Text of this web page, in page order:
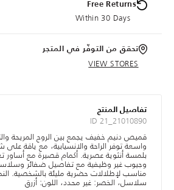
Free Returns
Within 30 Days
تحقق من التوفّر في المتجر
VIEW STORES
تفاصيل المنتج
ID 21_21010890
قميص دنيم خفيف يجمع بين الروح المريحة
بلمسة أنثوية عصرية. أكمام قصيرة مع أساور
وجيوب غير وظيفية مع تفاصيل ضفائر
مناسب لإطلالات حضرية مليئة بالشخصية.
سلاسل، الخصر: غير محدد، اللون: أزرق